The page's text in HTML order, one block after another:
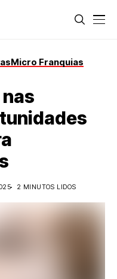
Micro Franquias
2 MINUTOS LIDOS